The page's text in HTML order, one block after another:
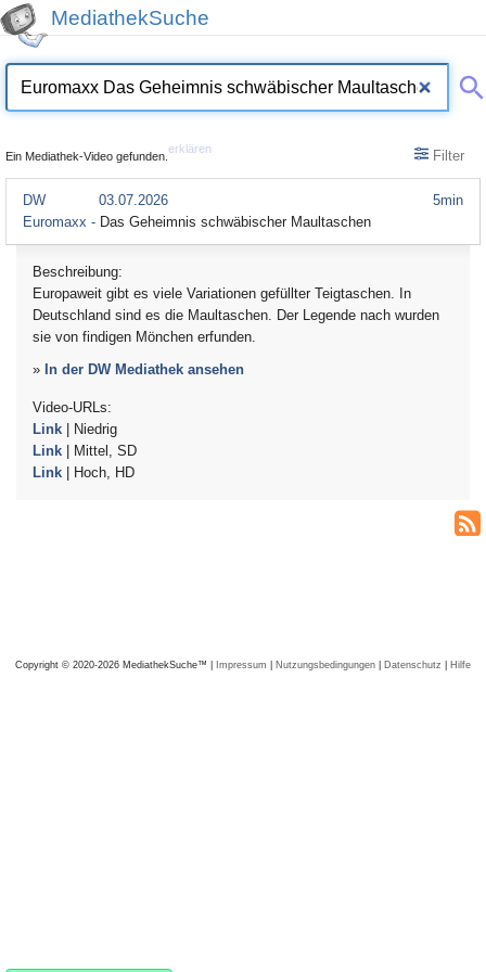
MediathekSuche
Ein Mediathek-Video gefunden.
erklären Filter
5min
DW
03.07.2026
Euromaxx - Das Geheimnis schwäbischer Maultaschen
Beschreibung:
Europaweit gibt es viele Variationen gefüllter Teigtaschen. In
Deutschland sind es die Maultaschen. Der Legende nach wurden
sie von findigen Mönchen erfunden.
» In der DW Mediathek ansehen
Video-URLs:
Link | Niedrig
Link | Mittel, SD
Link | Hoch, HD
Copyright © 2020-2026 MediathekSuche™ | Impressum | Nutzungsbedingungen | Datenschutz | Hilfe